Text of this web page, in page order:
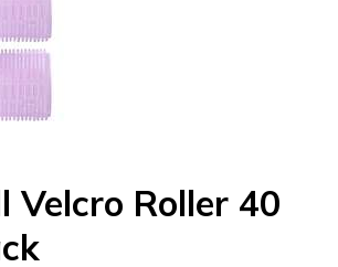
Velcro Roller 40